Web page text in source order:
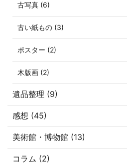
古写真 (6)
古い紙もの (3)
ポスター (2)
木版画 (2)
遺品整理 (9)
感想 (45)
美術館・博物館 (13)
コラム (2)